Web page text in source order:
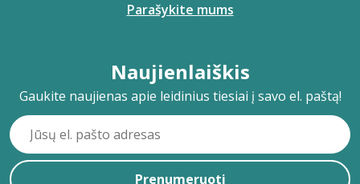
Parašykite mums
Naujienlaiškis
Gaukite naujienas apie leidinius tiesiai į savo el. paštą!
Prenumeruoti